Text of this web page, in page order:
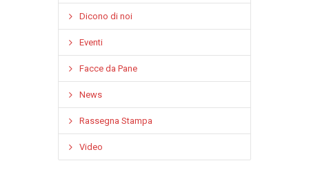
Dicono di noi
Eventi
Facce da Pane
News
Rassegna Stampa
Video